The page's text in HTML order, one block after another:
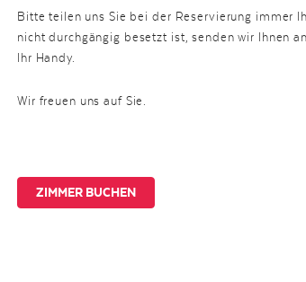
Bitte teilen uns Sie bei der Reservierung immer
nicht durchgängig besetzt ist, senden wir Ihnen
Ihr Handy.
Wir freuen uns auf Sie.
ZIMMER BUCHEN